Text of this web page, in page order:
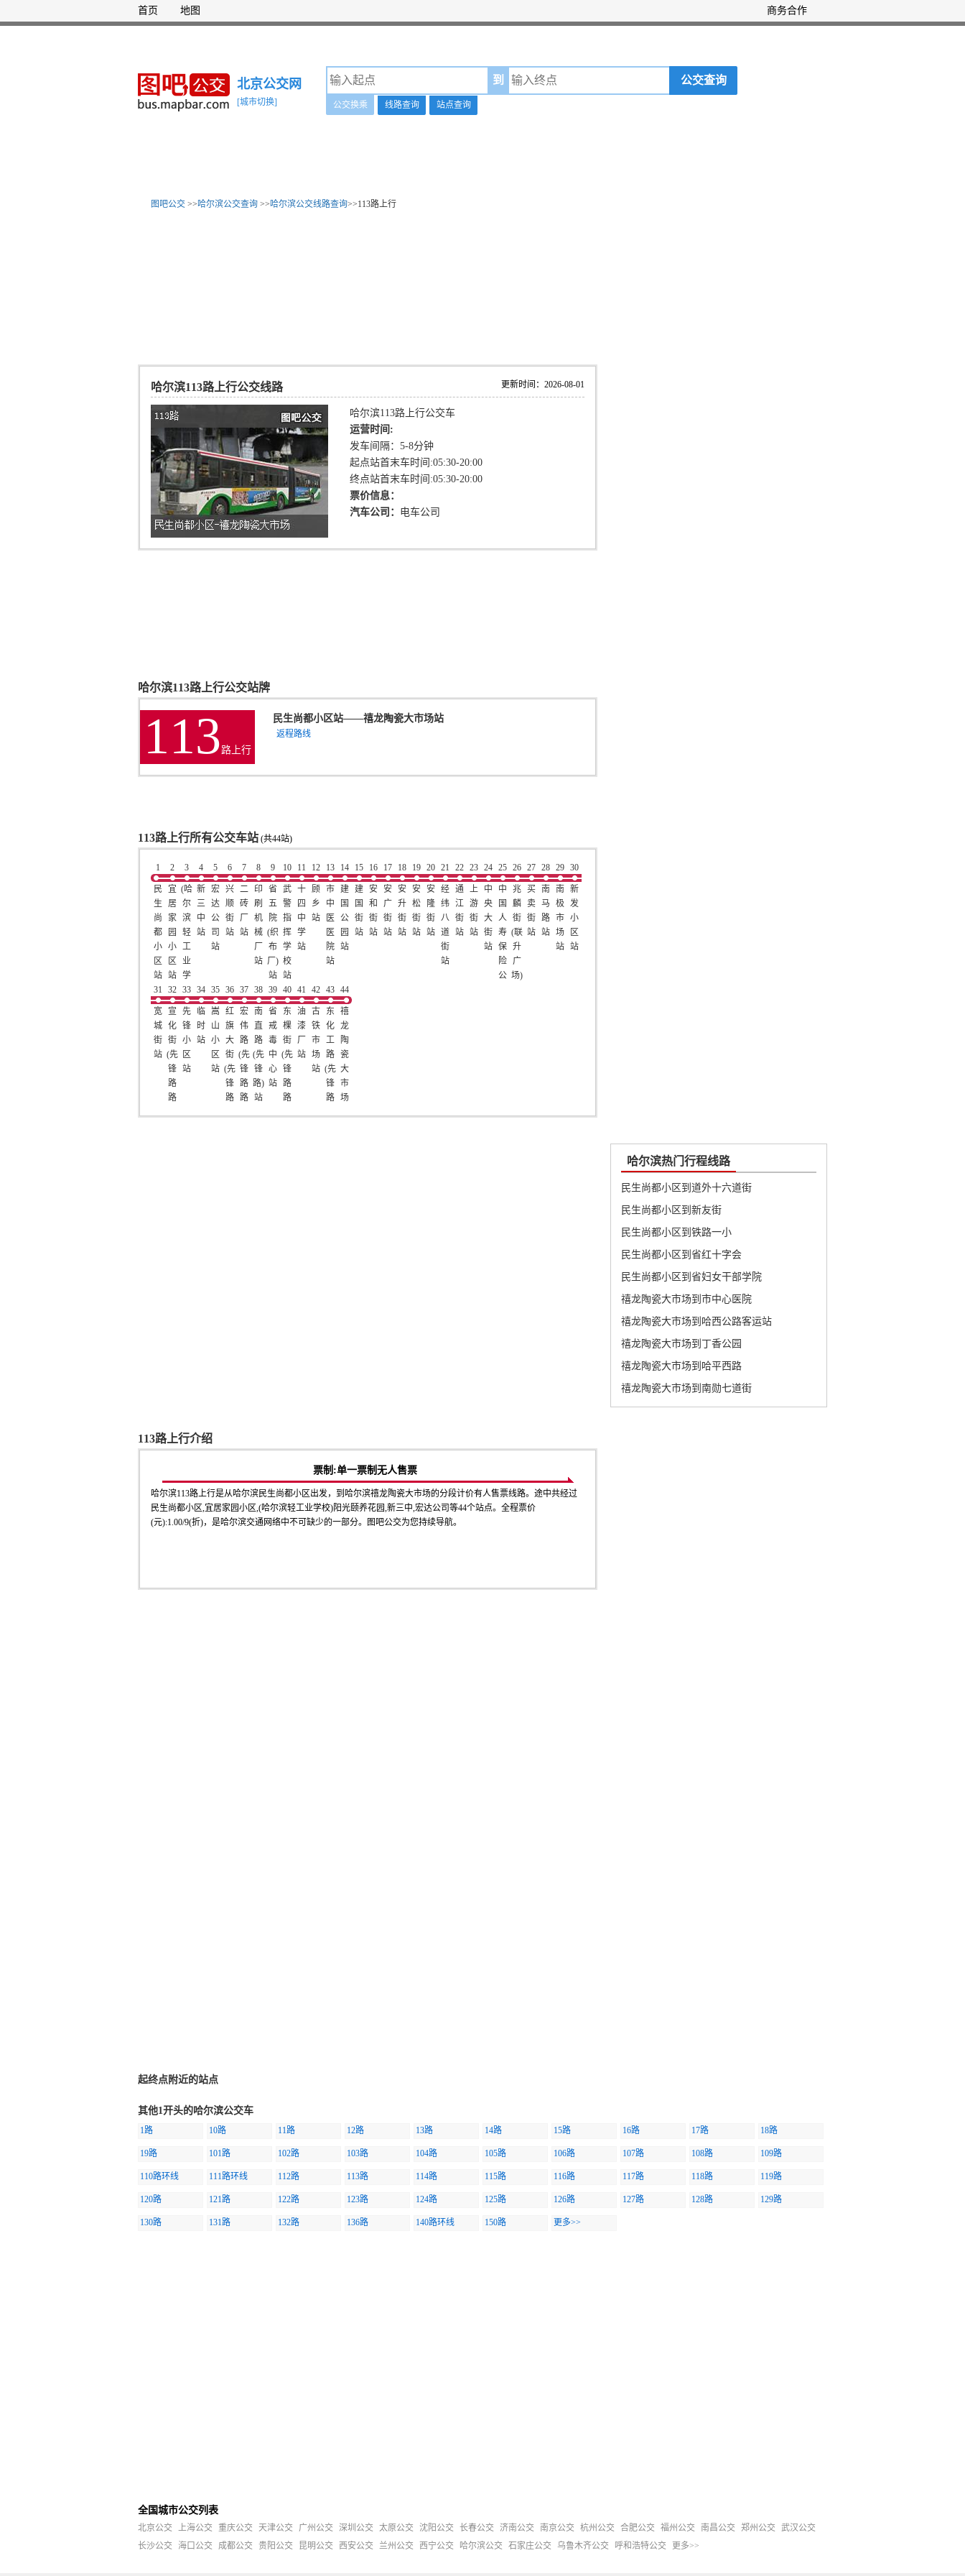
首页 地图 商务合作
北京公交网
[城市切换]
到 公交查询
公交换乘 线路查询 站点查询
图吧公交 >>哈尔滨公交查询 >>哈尔滨公交线路查询>>113路上行
更新时间：2026-08-01
哈尔滨113路上行公交线路
哈尔滨113路上行公交车
运营时间:
发车间隔：5-8分钟
起点站首末车时间:05:30-20:00
终点站首末车时间:05:30-20:00
票价信息：
汽车公司： 电车公司
哈尔滨113路上行公交站牌
113 路上行
民生尚都小区站——禧龙陶瓷大市场站
返程路线
113路上行所有公交车站 (共44站)
1
民
生
尚
都
小
区
站
2
宜
居
家
园
小
区
站
3
(哈
尔
滨
轻
工
业
学
校)
阳
光
颐
花
4
新
三
中
站
5
宏
达
公
司
站
6
兴
顺
街
站
7
二
砖
厂
站
8
印
刷
机
械
厂
站
9
省
五
院
(织
布
厂)
站
10
武
警
指
挥
学
校
站
11
十
四
中
学
站
12
顾
乡
站
13
市
中
医
医
院
站
14
建
国
公
园
站
15
建
国
街
站
16
安
和
街
站
17
安
广
街
站
18
安
升
街
站
19
安
松
街
站
20
安
隆
街
站
21
经
纬
八
道
街
站
22
通
江
街
站
23
上
游
街
站
24
中
央
大
街
站
25
中
国
人
寿
保
险
公
26
兆
麟
街
(联
升
广
场)
27
买
卖
街
站
28
南
马
路
站
29
南
极
市
场
站
30
新
发
小
区
站
31
宽
城
街
站
32
宣
化
街
(先
锋
路
路
33
先
锋
小
区
站
34
临
时
站
35
嵩
山
小
区
站
36
红
旗
大
街
(先
锋
路
37
宏
伟
路
(先
锋
路
路
38
南
直
路
(先
锋
路)
站
39
省
戒
毒
中
心
站
40
东
棵
街
(先
锋
路
路
41
油
漆
厂
站
42
古
铁
市
场
站
43
东
化
工
路
(先
锋
路
44
禧
龙
陶
瓷
大
市
场
113路上行介绍
票制:单一票制无人售票
哈尔滨113路上行是从哈尔滨民生尚都小区出发，到哈尔滨禧龙陶瓷大市场的分段计价有人售票线路。途中共经过
民生尚都小区,宜居家园小区,(哈尔滨轻工业学校)阳光颐养花园,新三中,宏达公司等44个站点。全程票价
(元):1.00/9(折)，是哈尔滨交通网络中不可缺少的一部分。图吧公交为您持续导航。
哈尔滨热门行程线路
民生尚都小区到道外十六道街
民生尚都小区到新友街
民生尚都小区到铁路一小
民生尚都小区到省红十字会
民生尚都小区到省妇女干部学院
禧龙陶瓷大市场到市中心医院
禧龙陶瓷大市场到哈西公路客运站
禧龙陶瓷大市场到丁香公园
禧龙陶瓷大市场到哈平西路
禧龙陶瓷大市场到南勋七道街
起终点附近的站点
其他1开头的哈尔滨公交车
1路 10路 11路 12路 13路 14路 15路 16路 17路 18路
19路 101路 102路 103路 104路 105路 106路 107路 108路 109路
110路环线 111路环线 112路 113路 114路 115路 116路 117路 118路 119路
120路 121路 122路 123路 124路 125路 126路 127路 128路 129路
130路 131路 132路 136路 140路环线 150路 更多>>
全国城市公交列表
北京公交 上海公交 重庆公交 天津公交 广州公交 深圳公交 太原公交 沈阳公交 长春公交 济南公交 南京公交 杭州公交 合肥公交 福州公交 南昌公交 郑州公交
武汉公交
长沙公交
海口公交 成都公交 贵阳公交 昆明公交 西安公交 兰州公交 西宁公交 哈尔滨公交 石家庄公交 乌鲁木齐公交 呼和浩特公交 更多>>